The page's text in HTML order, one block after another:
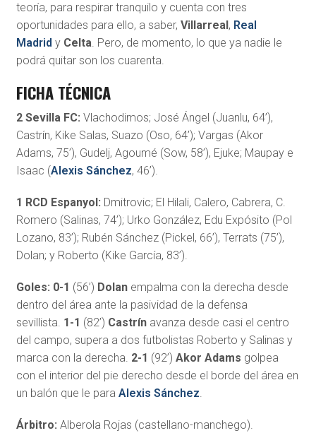
teoría, para respirar tranquilo y cuenta con tres
oportunidades para ello, a saber, Villarreal , Real
Madrid y Celta. Pero, de momento, lo que ya nadie le
podrá quitar son los cuarenta.
FICHA TÉCNICA
2 Sevilla FC: Vlachodimos; José Ángel (Juanlu, 64’),
Castrín, Kike Salas, Suazo (Oso, 64’); Vargas (Akor
Adams, 75’), Gudelj, Agoumé (Sow, 58’), Ejuke; Maupay e
Isaac (Alexis Sánchez, 46’).
1 RCD Espanyol: Dmitrovic; El Hilali, Calero, Cabrera, C.
Romero (Salinas, 74’); Urko González, Edu Expósito (Pol
Lozano, 83’); Rubén Sánchez (Pickel, 66’), Terrats (75’),
Dolan; y Roberto (Kike García, 83’).
Goles: 0-1 (56’) Dolan empalma con la derecha desde
dentro del área ante la pasividad de la defensa
sevillista. 1-1 (82’) Castrín avanza desde casi el centro
del campo, supera a dos futbolistas Roberto y Salinas y
marca con la derecha. 2-1 (92’) Akor Adams golpea
con el interior del pie derecho desde el borde del área en
un balón que le para Alexis Sánchez.
Árbitro: Alberola Rojas (castellano-manchego).